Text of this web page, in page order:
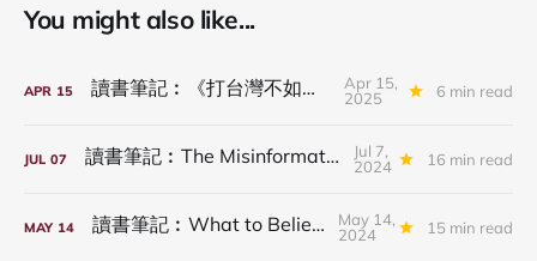
You might also like...
APR 15 讀書筆記︰《打台灣不如騙台灣》
Apr 15,
2025
6 min read
JUL 07 讀書筆記︰The Misinformation Age
Jul 7,
2024
16 min read
MAY 14 讀書筆記︰What to Believe Now
May 14,
2024
15 min read